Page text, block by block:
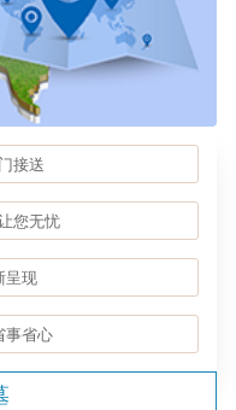
接送
您无忧
呈现
事省心